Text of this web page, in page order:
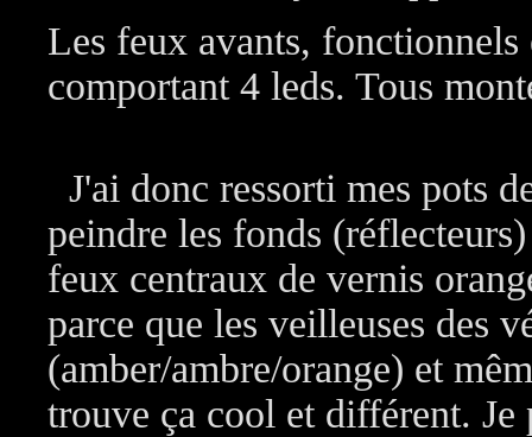
Les feux avants,
comportant 4 leds. Tous
J'ai donc ressorti mes pots
peindre les fonds
feux centraux de vernis
parce que les veilleuses des
(amber/ambre/orange) et
trouve ça cool et différent.